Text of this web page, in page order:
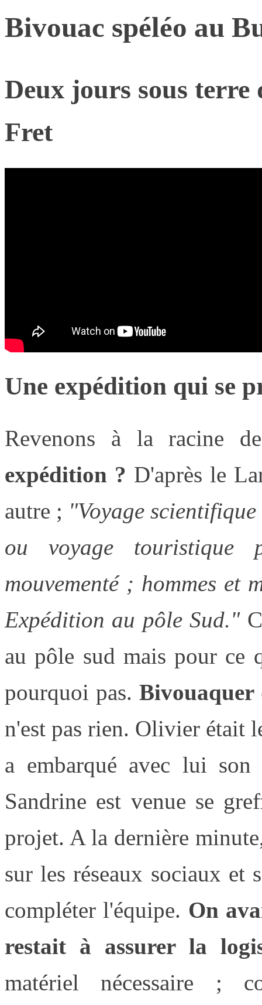
Bivouac spéléo au
Deux jours sous terre
Fret
Une expédition qui se
Revenons à la racine
expédition ? D'après le
autre ; "Voyage
ou voyage touristique
mouvementé ; hommes et
Expédition au pôle Sud."
au pôle sud mais pour ce
pourquoi pas. Bivouaquer
n'est pas rien. Olivier était
a embarqué avec lui
Sandrine est venue se
projet. A la dernière
sur les réseaux sociaux et
compléter l'équipe. On
restait à assurer la
matériel nécessaire ;